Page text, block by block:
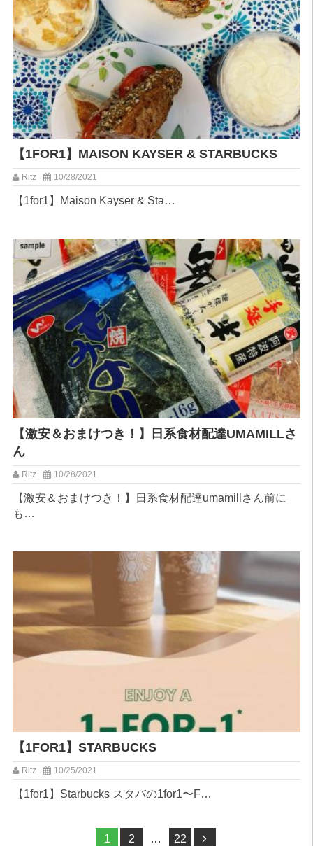
【1FOR1】MAISON KAYSER & STARBUCKS
Ritz 10/28/2021
【1for1】Maison Kayser & Sta…
【激安＆おまけつき！】日系食材配達UMAMILLさ
ん
Ritz 10/28/2021
【激安＆おまけつき！】日系食材配達umamillさん⁡前に
も…
【1FOR1】STARBUCKS
Ritz 10/25/2021
【1for1】Starbucks ⁡スタバの1for1〜⁡F…
ペー
1
ペー
2 …
ペー
22